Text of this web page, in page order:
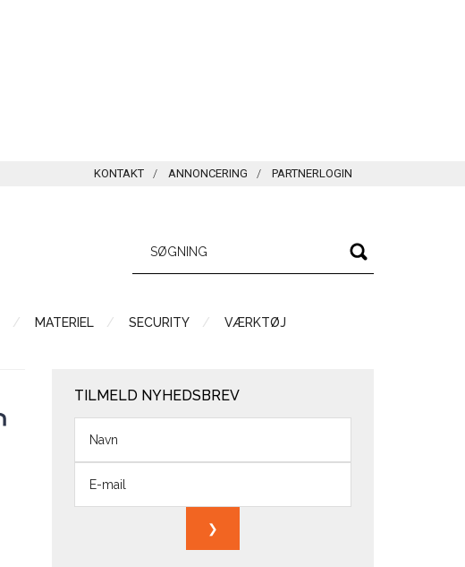
KONTAKT ANNONCERING PARTNERLOGIN
MATERIEL SECURITY VÆRKTØJ
TILMELD NYHEDSBREV